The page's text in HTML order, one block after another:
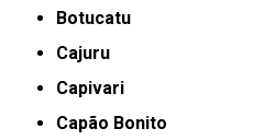
Botucatu
Cajuru
Capivari
Capão Bonito